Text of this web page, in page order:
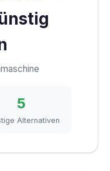
5
Alternativen